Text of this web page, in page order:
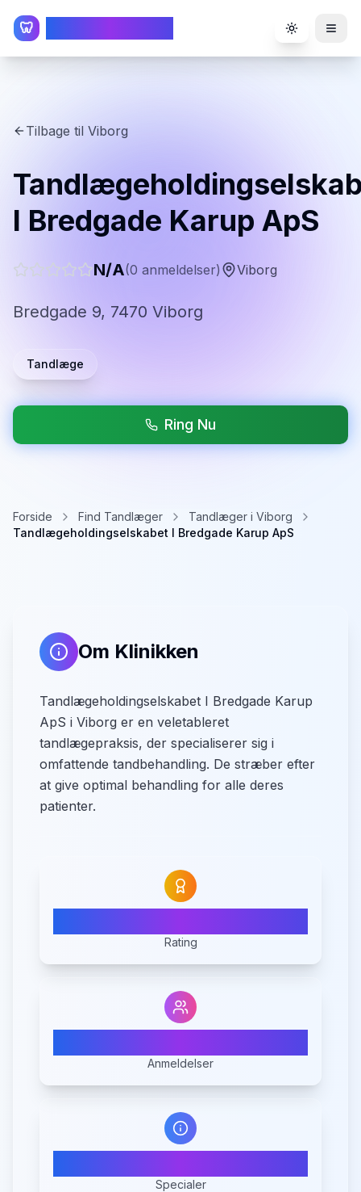
🦷 Toggle
Tilbage til Viborg
I Bredgade Karup ApS
N/A(0 anmeldelser) Viborg
Bredgade 9, 7470 Viborg
Tandlæge
Ring Nu
Forside Find Tandlæger
Tandlæger i Viborg
Tandlægeholdingselskabet I Bredgade Karup ApS
Om Klinikken
Tandlægeholdingselskabet I Bredgade Karup
ApS i Viborg er en veletableret
tandlægepraksis, der specialiserer sig i
omfattende tandbehandling. De stræber efter
at give optimal behandling for alle deres
patienter.
Rating
Anmeldelser
Specialer